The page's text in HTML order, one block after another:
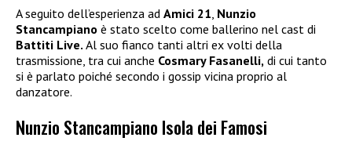
A seguito dell’esperienza ad Amici 21, Nunzio
Stancampiano è stato scelto come ballerino nel cast di
Battiti Live. Al suo fianco tanti altri ex volti della
trasmissione, tra cui anche Cosmary Fasanelli, di cui tanto
si è parlato poiché secondo i gossip vicina proprio al
danzatore.
Nunzio Stancampiano Isola dei Famosi